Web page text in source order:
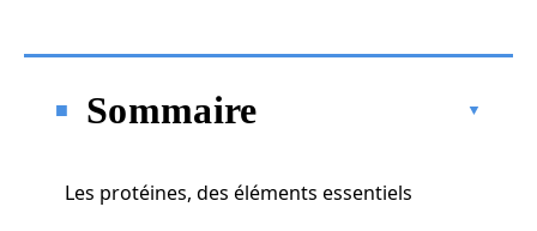
Sommaire
Les protéines, des éléments essentiels